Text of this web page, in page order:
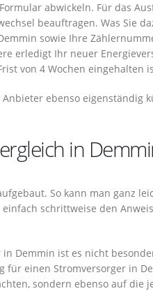
abwickeln. Für das
beauftragen. Was Sie
sowie Ihre
erledigt Ihr neuer
von 4 Wochen eingehalten
ebenso eigenständig
in
So kann man ganz
schrittweise den
Demmin ist es nicht
für einen Stromversorger in
sondern ebenso auf